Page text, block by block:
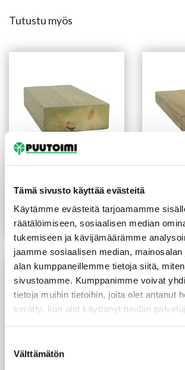
Tämä sivusto käyttää evästeitä
Käytämme evästeitä tarjoamamme
räätälöimiseen, sosiaalisen median
tukemiseen ja kävijämäärämme
jaamme sosiaalisen median,
alan kumppaneillemme tietoja siitä,
sivustoamme. Kumppanimme voivat
tietoja muihin tietoihin, joita olet antanut
kerätty, kun olet käyttänyt heidän
valinta
Välttämätön
Tutustu myös
vihreä 48X123 mm
3,85€/m
Lue lisää
sileä
2,05€/m